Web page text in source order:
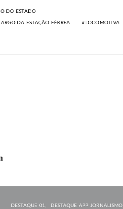
DO ESTADO
DA ESTAÇÃO FÉRREA LOCOMOTIVA
DESTAQUE 01 DESTAQUE APP JORNALISMO